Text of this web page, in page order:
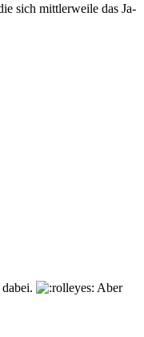
sich mittlerweile das Ja-
Aber